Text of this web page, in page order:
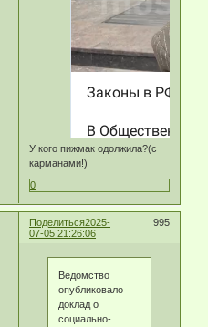
У кого пижмак одолжила?(с
карманами!)
0
Поделиться 995
2025-
07-05 21:26:06
Ведомство
опубликовало
доклад о
социально-